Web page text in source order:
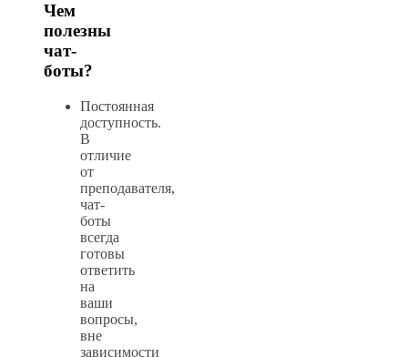
Чем
полезны
чат-
боты?
Постоянная
доступность.
В
отличие
от
преподавателя,
чат-
боты
всегда
готовы
ответить
на
ваши
вопросы,
вне
зависимости